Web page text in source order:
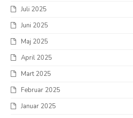
Juli 2025
Juni 2025
Maj 2025
April 2025
Mart 2025
Februar 2025
Januar 2025